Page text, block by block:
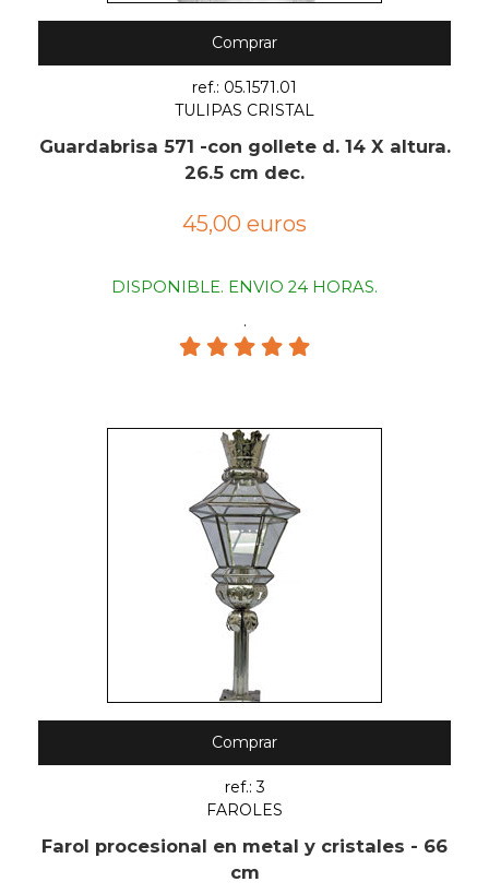
Comprar
ref.: 05.1571.01
TULIPAS CRISTAL
Guardabrisa 571 -con gollete d. 14 X altura.
26.5 cm dec.
45,00 euros
DISPONIBLE. ENVIO 24 HORAS.
.
Comprar
ref.: 3
FAROLES
Farol procesional en metal y cristales - 66
cm